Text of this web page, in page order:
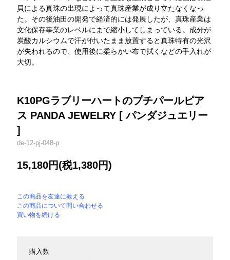
貝による真珠の出現によって真珠産業が成り立たなくなっ
た。その後油田の開発で経済的には発展したが、真珠産業は
文化保存事業のレベルにまで縮小してしまっている。成分が
炭酸カルシウムで汗が付いたまま放置すると真珠特有の光沢
が失われるので、使用後に柔らかい布で拭くなどの手入れが
大切。
K10PGラブリーハートのプチパールピア
ス PANDA JEWELRY [ パンダジュエリー
]
de-12-pj-048-p
15,180円(税1,380円)
この商品を友達に教える
この商品について問い合わせる
買い物を続ける
購入数